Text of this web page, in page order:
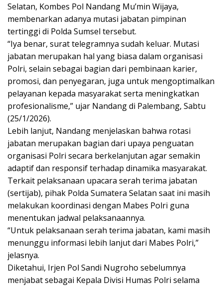
Selatan, Kombes Pol Nandang Mu’min Wijaya,
membenarkan adanya mutasi jabatan pimpinan
tertinggi di Polda Sumsel tersebut.
“Iya benar, surat telegramnya sudah keluar. Mutasi
jabatan merupakan hal yang biasa dalam organisasi
Polri, selain sebagai bagian dari pembinaan karier,
promosi, dan penyegaran, juga untuk mengoptimalkan
pelayanan kepada masyarakat serta meningkatkan
profesionalisme,” ujar Nandang di Palembang, Sabtu
(25/1/2026).
Lebih lanjut, Nandang menjelaskan bahwa rotasi
jabatan merupakan bagian dari upaya penguatan
organisasi Polri secara berkelanjutan agar semakin
adaptif dan responsif terhadap dinamika masyarakat.
Terkait pelaksanaan upacara serah terima jabatan
(sertijab), pihak Polda Sumatera Selatan saat ini masih
melakukan koordinasi dengan Mabes Polri guna
menentukan jadwal pelaksanaannya.
“Untuk pelaksanaan serah terima jabatan, kami masih
menunggu informasi lebih lanjut dari Mabes Polri,”
jelasnya.
Diketahui, Irjen Pol Sandi Nugroho sebelumnya
menjabat sebagai Kepala Divisi Humas Polri selama